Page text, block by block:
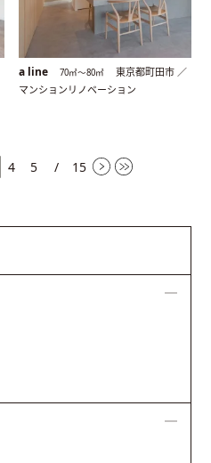
a line 70㎡〜80㎡
東京都町田市 ／
マンションリノベーション
4 5 / 15